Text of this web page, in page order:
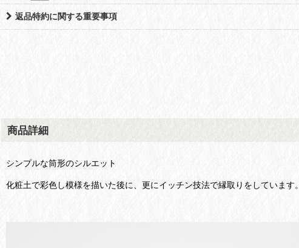
返品特約に関する重要事項
商品詳細
シンプルな筒形のシルエット
化粧土で彩色し模様を描いた後に、更にイッチン技法で縁取りをしています。